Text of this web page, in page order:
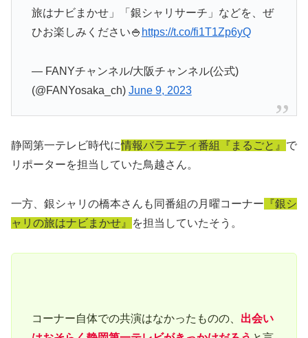
旅はナビまかせ」「銀シャリサーチ」などを、ぜ
ひお楽しみください🍚 https://t.co/fi1T1Zp6yQ
— FANYチャンネル/大阪チャンネル(公式)
(@FANYosaka_ch) June 9, 2023
静岡第一テレビ時代に情報バラエティ番組『まるごと』 で
リポーターを担当していた鳥越さん。
一方、銀シャリの橋本さんも同番組の月曜コーナー 『銀シ
ャリの旅はナビまかせ』
を担当していたそう。
コーナー自体での共演はなかったものの、 出会い